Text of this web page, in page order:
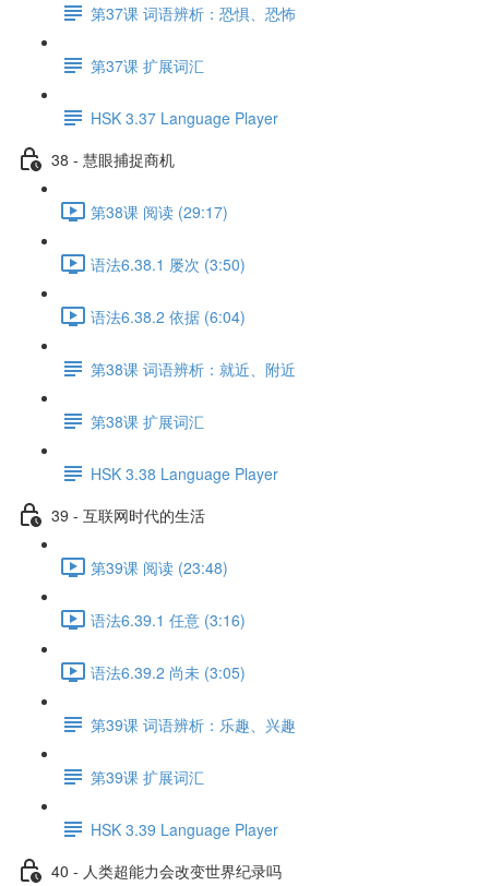
第37课 词语辨析：恐惧、恐怖
第37课 扩展词汇
HSK 3.37 Language Player
38 - 慧眼捕捉商机
第38课 阅读 (29:17)
语法6.38.1 屡次 (3:50)
语法6.38.2 依据 (6:04)
第38课 词语辨析：就近、附近
第38课 扩展词汇
HSK 3.38 Language Player
39 - 互联网时代的生活
第39课 阅读 (23:48)
语法6.39.1 任意 (3:16)
语法6.39.2 尚未 (3:05)
第39课 词语辨析：乐趣、兴趣
第39课 扩展词汇
HSK 3.39 Language Player
40 - 人类超能力会改变世界纪录吗